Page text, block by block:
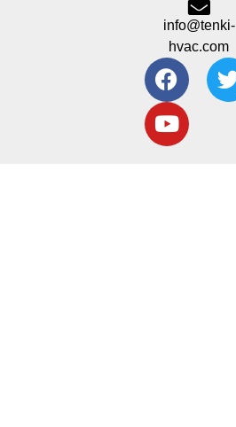
info@tenki-
hvac.com